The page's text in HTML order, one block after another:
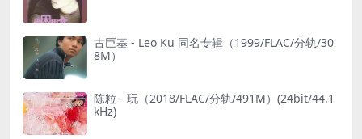
古巨基 - Leo Ku 同名专辑（1999/FLAC/分轨/30
8M）
陈粒 - 玩（2018/FLAC/分轨/491M）(24bit/44.1
kHz)